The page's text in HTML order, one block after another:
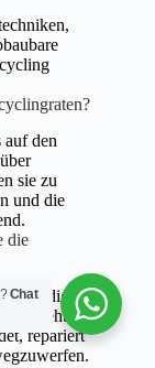
auf den
sie zu
und die
die
ständige
Es geht
repariert
Chat